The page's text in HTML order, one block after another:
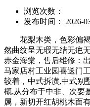
浏览次数：
发布时间： 2026-
花梨木类，色彩偏褐
然曲纹呈无瑕无结无疤
赤金海棠，售后维修：
马家店村工业园喜送门
较着，中式拆潢,中式别
概,从分布于中非、次要
属，新切开红胡桃木面